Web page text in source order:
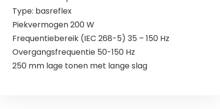
Type: basreflex
Piekvermogen 200 W
Frequentiebereik (IEC 268-5) 35 – 150 Hz
Overgangsfrequentie 50-150 Hz
250 mm lage tonen met lange slag